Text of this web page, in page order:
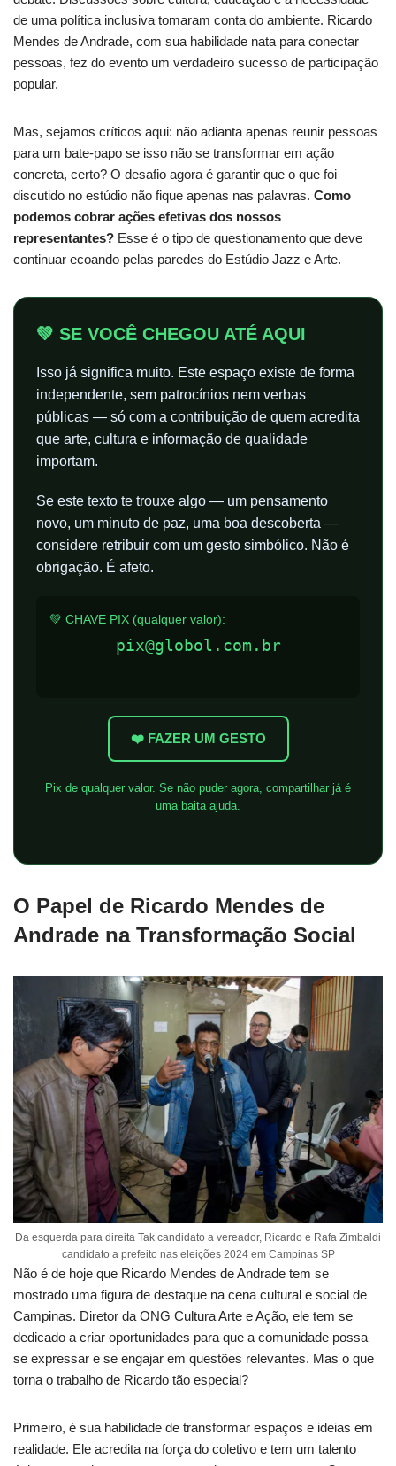
de uma política inclusiva tomaram conta do ambiente. Ricardo
Mendes de Andrade, com sua habilidade nata para conectar
pessoas, fez do evento um verdadeiro sucesso de participação
popular.
Mas, sejamos críticos aqui: não adianta apenas reunir pessoas
para um bate-papo se isso não se transformar em ação
concreta, certo? O desafio agora é garantir que o que foi
discutido no estúdio não fique apenas nas palavras. Como
podemos cobrar ações efetivas dos nossos
representantes? Esse é o tipo de questionamento que deve
continuar ecoando pelas paredes do Estúdio Jazz e Arte.
💚 SE VOCÊ CHEGOU ATÉ AQUI
Isso já significa muito. Este espaço existe de forma
independente, sem patrocínios nem verbas
públicas — só com a contribuição de quem acredita
que arte, cultura e informação de qualidade
importam.
Se este texto te trouxe algo — um pensamento
novo, um minuto de paz, uma boa descoberta —
considere retribuir com um gesto simbólico. Não é
obrigação. É afeto.
💚 CHAVE PIX (qualquer valor):
pix@globol.com.br
❤️ FAZER UM GESTO
Pix de qualquer valor. Se não puder agora, compartilhar já é
uma baita ajuda.
O Papel de Ricardo Mendes de
Andrade na Transformação Social
Da esquerda para direita Tak candidato a vereador, Ricardo e Rafa Zimbaldi
candidato a prefeito nas eleições 2024 em Campinas SP
Não é de hoje que Ricardo Mendes de Andrade tem se
mostrado uma figura de destaque na cena cultural e social de
Campinas. Diretor da ONG Cultura Arte e Ação, ele tem se
dedicado a criar oportunidades para que a comunidade possa
se expressar e se engajar em questões relevantes. Mas o que
torna o trabalho de Ricardo tão especial?
Primeiro, é sua habilidade de transformar espaços e ideias em
realidade. Ele acredita na força do coletivo e tem um talento